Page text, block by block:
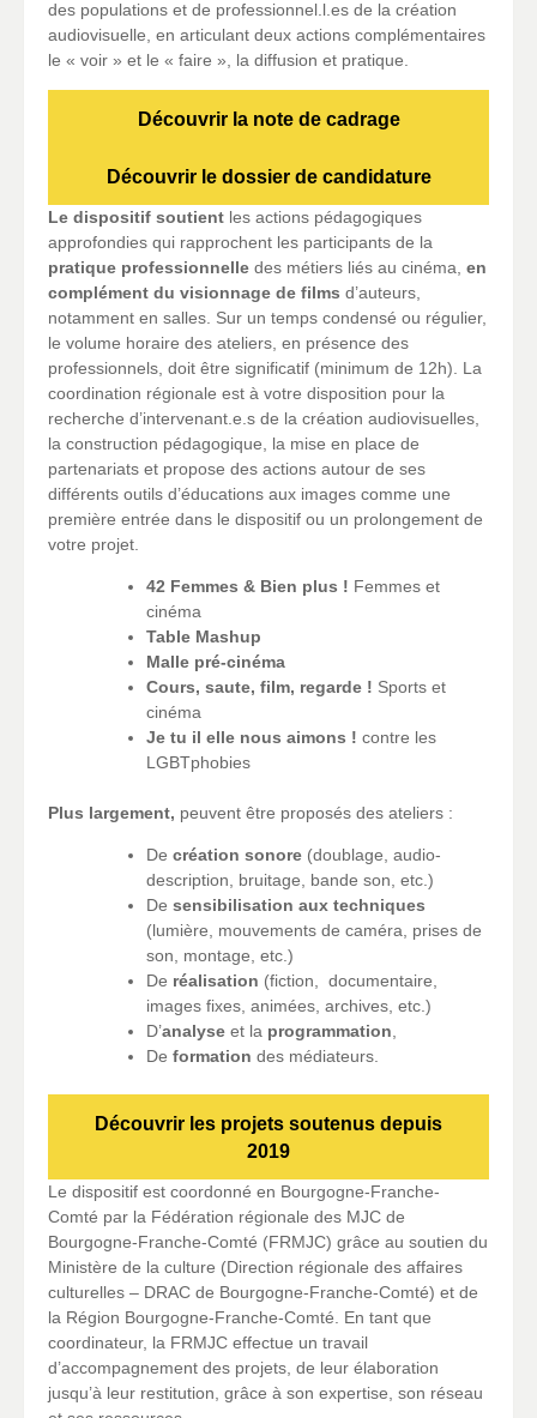
des populations et de professionnel.l.es de la création
audiovisuelle, en articulant deux actions complémentaires
le « voir » et le « faire », la diffusion et pratique.
Découvrir la note de cadrage
Découvrir le dossier de candidature
Le dispositif soutient les actions pédagogiques
approfondies qui rapprochent les participants de la
pratique professionnelle des métiers liés au cinéma, en
complément du visionnage de films d’auteurs,
notamment en salles. Sur un temps condensé ou régulier,
le volume horaire des ateliers, en présence des
professionnels, doit être significatif (minimum de 12h). La
coordination régionale est à votre disposition pour la
recherche d’intervenant.e.s de la création audiovisuelles,
la construction pédagogique, la mise en place de
partenariats et propose des actions autour de ses
différents outils d’éducations aux images comme une
première entrée dans le dispositif ou un prolongement de
votre projet.
42 Femmes & Bien plus ! Femmes et
cinéma
Table Mashup
Malle pré-cinéma
Cours, saute, film, regarde ! Sports et
cinéma
Je tu il elle nous aimons ! contre les
LGBTphobies
Plus largement, peuvent être proposés des ateliers :
De création sonore (doublage, audio-
description, bruitage, bande son, etc.)
De sensibilisation aux techniques
(lumière, mouvements de caméra, prises de
son, montage, etc.)
De réalisation (fiction, documentaire,
images fixes, animées, archives, etc.)
D’analyse et la programmation,
De formation des médiateurs.
Découvrir les projets soutenus depuis
2019
Le dispositif est coordonné en Bourgogne-Franche-
Comté par la Fédération régionale des MJC de
Bourgogne-Franche-Comté (FRMJC) grâce au soutien du
Ministère de la culture (Direction régionale des affaires
culturelles – DRAC de Bourgogne-Franche-Comté) et de
la Région Bourgogne-Franche-Comté. En tant que
coordinateur, la FRMJC effectue un travail
d’accompagnement des projets, de leur élaboration
jusqu’à leur restitution, grâce à son expertise, son réseau